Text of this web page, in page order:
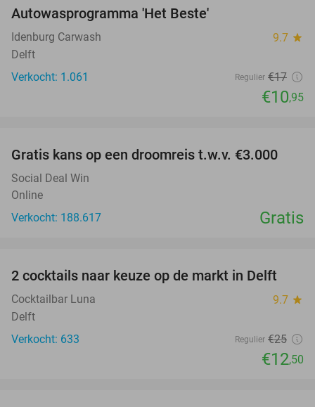
Autowasprogramma 'Het Beste'
Idenburg Carwash 9.7 star
Delft
Verkocht: 1.061
Regulier €17
€10,95
Gratis kans op een droomreis t.w.v. €3.000
Social Deal Win
Online
Verkocht: 188.617
Gratis
50%
2 cocktails naar keuze op de markt in Delft
Cocktailbar Luna 9.7 star
Delft
Verkocht: 633
Regulier €25
€12,50